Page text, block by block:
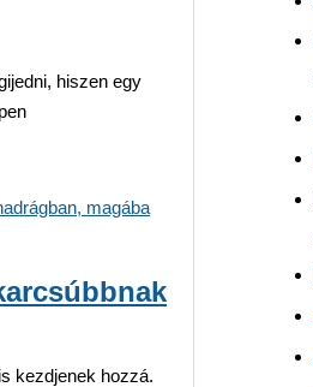
hiszen egy
kezdjenek hozzá.